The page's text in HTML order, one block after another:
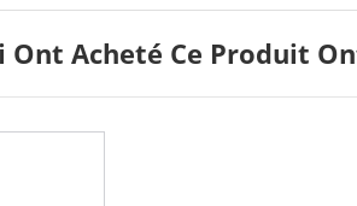
Ont Acheté Ce Produit